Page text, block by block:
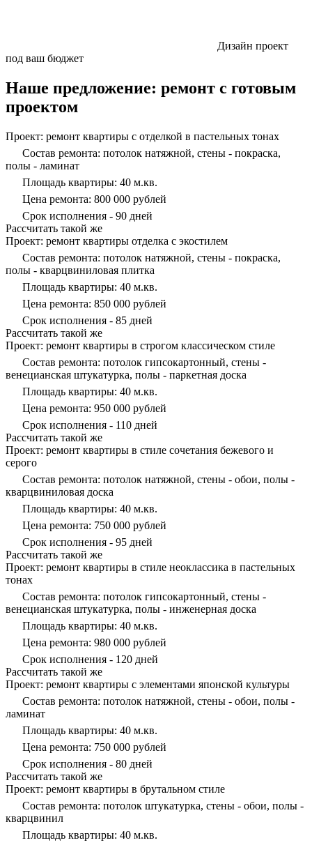
Дизайн проект
под ваш бюджет
Наше предложение: ремонт с готовым
проектом
Проект: ремонт квартиры с отделкой в пастельных тонах
Состав ремонта: потолок натяжной, стены - покраска,
полы - ламинат
Площадь квартиры: 40 м.кв.
Цена ремонта: 800 000 рублей
Срок исполнения - 90 дней
Рассчитать такой же
Проект: ремонт квартиры отделка с экостилем
Состав ремонта: потолок натяжной, стены - покраска,
полы - кварцвиниловая плитка
Площадь квартиры: 40 м.кв.
Цена ремонта: 850 000 рублей
Срок исполнения - 85 дней
Рассчитать такой же
Проект: ремонт квартиры в строгом классическом стиле
Состав ремонта: потолок гипсокартонный, стены -
венецианская штукатурка, полы - паркетная доска
Площадь квартиры: 40 м.кв.
Цена ремонта: 950 000 рублей
Срок исполнения - 110 дней
Рассчитать такой же
Проект: ремонт квартиры в стиле сочетания бежевого и
серого
Состав ремонта: потолок натяжной, стены - обои, полы -
кварцвиниловая доска
Площадь квартиры: 40 м.кв.
Цена ремонта: 750 000 рублей
Срок исполнения - 95 дней
Рассчитать такой же
Проект: ремонт квартиры в стиле неоклассика в пастельных
тонах
Состав ремонта: потолок гипсокартонный, стены -
венецианская штукатурка, полы - инженерная доска
Площадь квартиры: 40 м.кв.
Цена ремонта: 980 000 рублей
Срок исполнения - 120 дней
Рассчитать такой же
Проект: ремонт квартиры с элементами японской культуры
Состав ремонта: потолок натяжной, стены - обои, полы -
ламинат
Площадь квартиры: 40 м.кв.
Цена ремонта: 750 000 рублей
Срок исполнения - 80 дней
Рассчитать такой же
Проект: ремонт квартиры в брутальном стиле
Состав ремонта: потолок штукатурка, стены - обои, полы -
кварцвинил
Площадь квартиры: 40 м.кв.